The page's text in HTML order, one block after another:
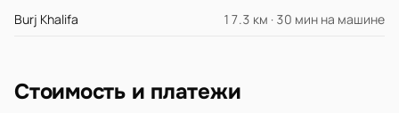
Burj Khalifa 17.3 км · 30 мин на машине
Стоимость и платежи